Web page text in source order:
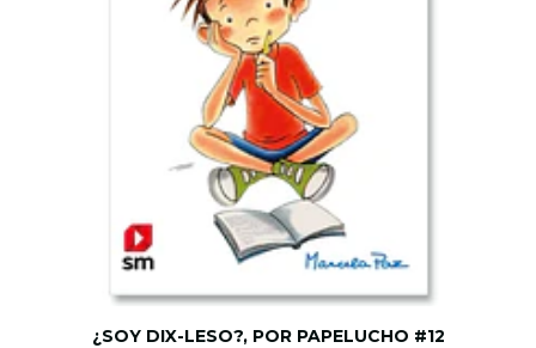
¿SOY DIX-LESO?, POR PAPELUCHO #12